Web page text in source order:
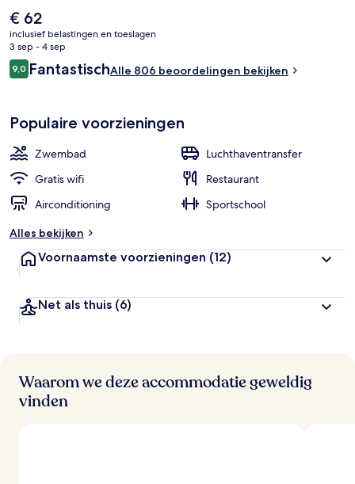
House en 11 minuten naar Metrostation Ba Son.
De
huidige
prijs
is
€ 62
€ 62
inclusief belastingen en toeslagen
3 sep - 4 sep
Beoordelingen
9,09,0 op 10 –
FantastischAlle 806 beoordelingen bekijken
Populaire voorzieningen
Zwembad
Luchthaventransfer
Gratis wifi
Restaurant
Airconditioning
Sportschool
Alles bekijken
Voornaamste voorzieningen (12)
Net als thuis (6)
Waarom we deze accommodatie geweldig
vinden